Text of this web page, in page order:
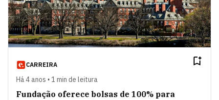
CARREIRA
Há 4 anos • 1 min de leitura
Fundação oferece bolsas de 100% para